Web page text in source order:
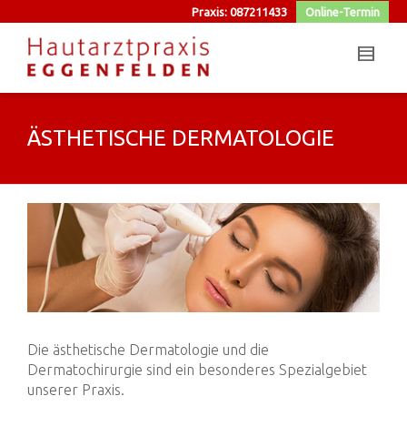
Praxis: 087211433 Online-Termin
ÄSTHETISCHE DERMATOLOGIE
Die ästhetische Dermatologie und die
Dermatochirurgie sind ein besonderes Spezialgebiet
unserer Praxis.